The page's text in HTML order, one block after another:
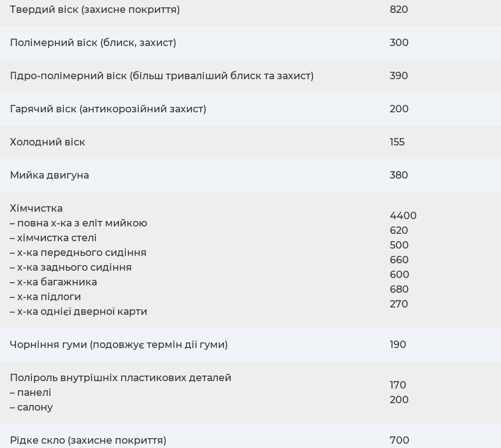
Твердий віск (захисне покриття) 820
Полімерний віск (блиск, захист) 300
Гідро-полімерний віск (більш триваліший блиск та захист) 390
Гарячий віск (антикорозійний захист) 200
Холодний віск 155
Мийка двигуна 380
Хімчистка
– повна х-ка з еліт мийкою
– хімчистка стелі
– х-ка переднього сидіння
– х-ка заднього сидіння
– х-ка багажника
– х-ка підлоги
– х-ка однієї дверної карти
4400
620
500
660
600
680
270
Чорніння гуми (подовжує термін дії гуми) 190
Поліроль внутрішніх пластикових деталей
– панелі
– салону
170
200
Рідке скло (захисне покриття) 700